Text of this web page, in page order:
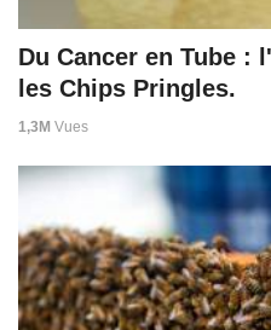
Du Cancer en Tube :
les Chips Pringles.
1,3M Vues